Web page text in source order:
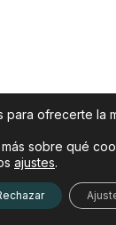
para ofrecerte la
sobre qué
ajustes.